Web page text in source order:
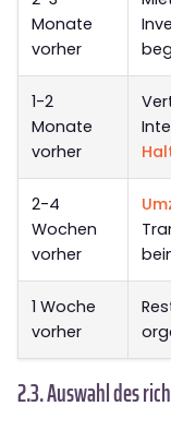
Monate
vorher
1-2
Monate
vorher
2-4
Wochen
vorher
1 Woche
vorher
2.3. Auswahl des